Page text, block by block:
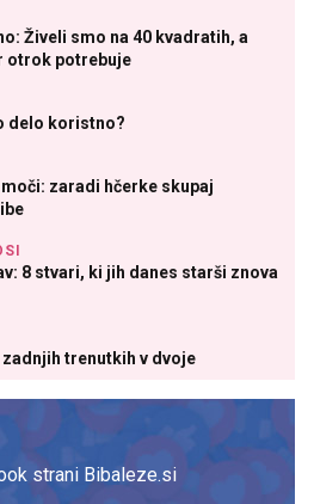
Živeli smo na 40 kvadratih, a
otrok potrebuje
delo koristno?
zaradi hčerke skupaj
8 stvari, ki jih danes starši znova
zadnjih trenutkih v dvoje
strani Bibaleze.si